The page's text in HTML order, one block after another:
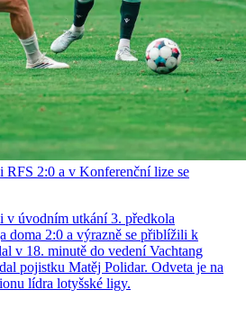
RFS 2:0 a v Konferenční lize se
v úvodním utkání 3. předkola
doma 2:0 a výrazně se přiblížili k
v 18. minutě do vedení Vachtang
pojistku Matěj Polidar. Odveta je na
lídra lotyšské ligy.